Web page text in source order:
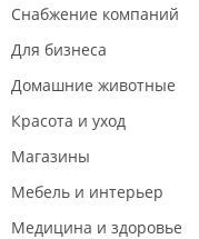
Снабжение компаний
Для бизнеса
Домашние животные
Красота и уход
Магазины
Мебель и интерьер
Медицина и здоровье